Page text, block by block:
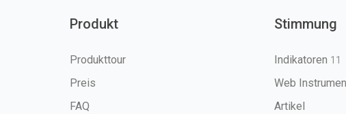
Produkt
Produkttour
Preis
FAQ
Stimmung
Indikatoren 11
Web
Artikel